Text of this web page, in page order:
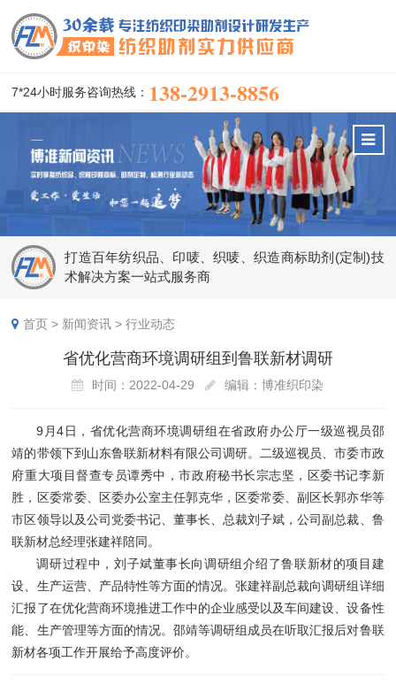
7*24小时服务咨询热线： 138-2913-8856
打造百年纺织品、印唛、织唛、织造商标助剂(定制)技
术解决方案一站式服务商
首页 > 新闻资讯 >行业动态
省优化营商环境调研组到鲁联新材调研
时间：2022-04-29 编辑：博准织印染
9月4日，省优化营商环境调研组在省政府办公厅一级巡视员邵
靖的带领下到山东鲁联新材料有限公司调研。二级巡视员、市委市政
府重大项目督查专员谭秀中，市政府秘书长宗志坚，区委书记李新
胜，区委常委、区委办公室主任郭克华，区委常委、副区长郭亦华等
市区领导以及公司党委书记、董事长、总裁刘子斌，公司副总裁、鲁
联新材总经理张建祥陪同。
调研过程中，刘子斌董事长向调研组介绍了鲁联新材的项目建
设、生产运营、产品特性等方面的情况。张建祥副总裁向调研组详细
汇报了在优化营商环境推进工作中的企业感受以及车间建设、设备性
能、生产管理等方面的情况。邵靖等调研组成员在听取汇报后对鲁联
新材各项工作开展给予高度评价。